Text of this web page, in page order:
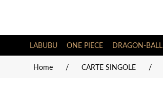
LABUBU ONE PIECE DRAGON-BALL
Home / CARTE SINGOLE /